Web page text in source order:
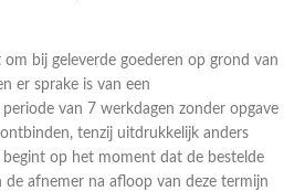
bij geleverde goederen op grond van
er sprake is van een
van 7 werkdagen zonder opgave
tenzij uitdrukkelijk anders
op het moment dat de bestelde
de afnemer na afloop van deze termijn